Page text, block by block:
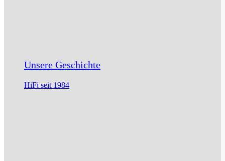
Unsere Geschichte
HiFi seit 1984